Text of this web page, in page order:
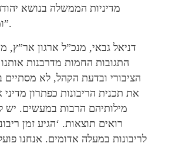
מדיניות הממשלה בנושא
ומעודדות אותנו להמשיך ולפעול”.
דניאל גבאי, מנכ”ל ארגון
התגובות החמות מדרבנות
הציבורי ובדעת הקהל, לא
את תכנית הריבונות כפתרון
מילותיהם הרבות במעשים. יש
רואים תוצאות. ‘הגיע זמן
לריבונות במעלה אדומים. אנחנו